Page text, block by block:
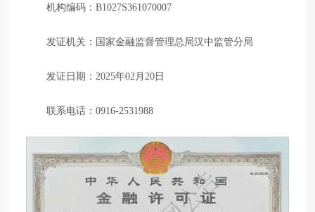
机构编码：B1027S361070007
发证机关：国家金融监督管理总局汉中监管分局
发证日期：2025年02月20日
联系电话：0916-2531988